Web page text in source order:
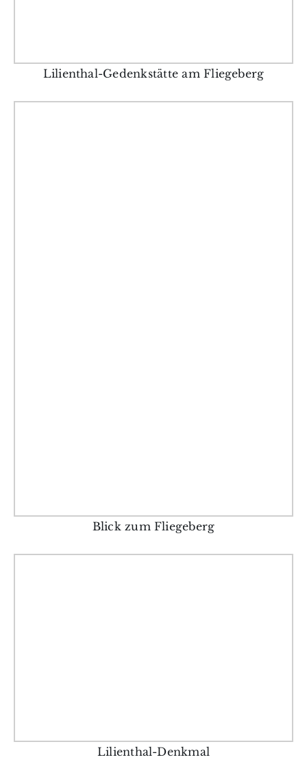
Lilienthal-Gedenkstätte am Fliegeberg
Blick zum Fliegeberg
Lilienthal-Denkmal